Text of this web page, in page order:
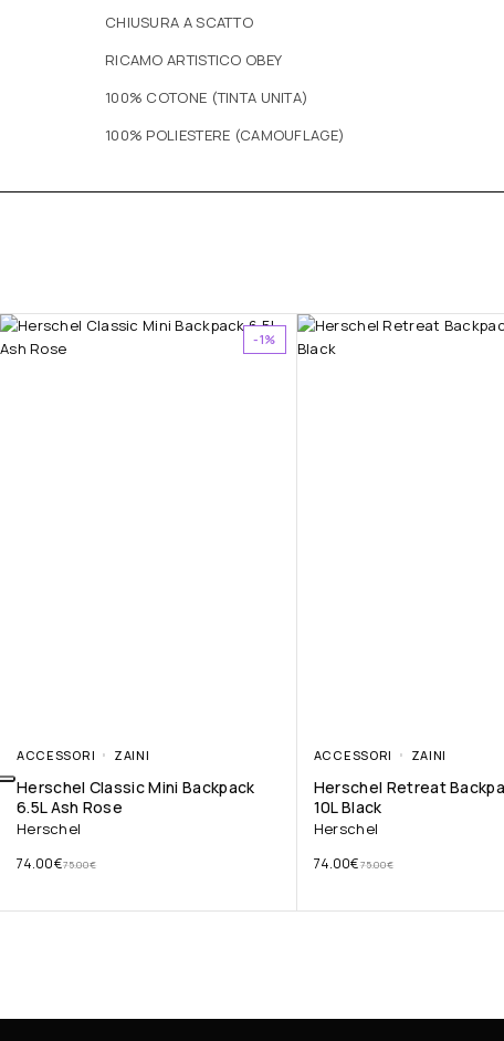
CHIUSURA A SCATTO
RICAMO ARTISTICO OBEY
100% COTONE (TINTA UNITA)
100% POLIESTERE (CAMOUFLAGE)
-1%
ACCESSORI ZAINI
Herschel Classic Mini Backpack
6.5L Ash Rose
Herschel
75.00€
74.00€
ACCESSORI ZAINI
Herschel Retreat
10L Black
Herschel
75.00€
74.00€